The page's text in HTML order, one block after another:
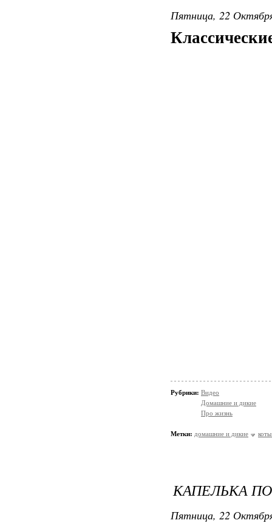
Пятница, 22
Рубрики: Видео
Домашние и дикие
Про жизнь
Метки: домашние и дикие
КАПЕЛЬКА
Пятница, 22